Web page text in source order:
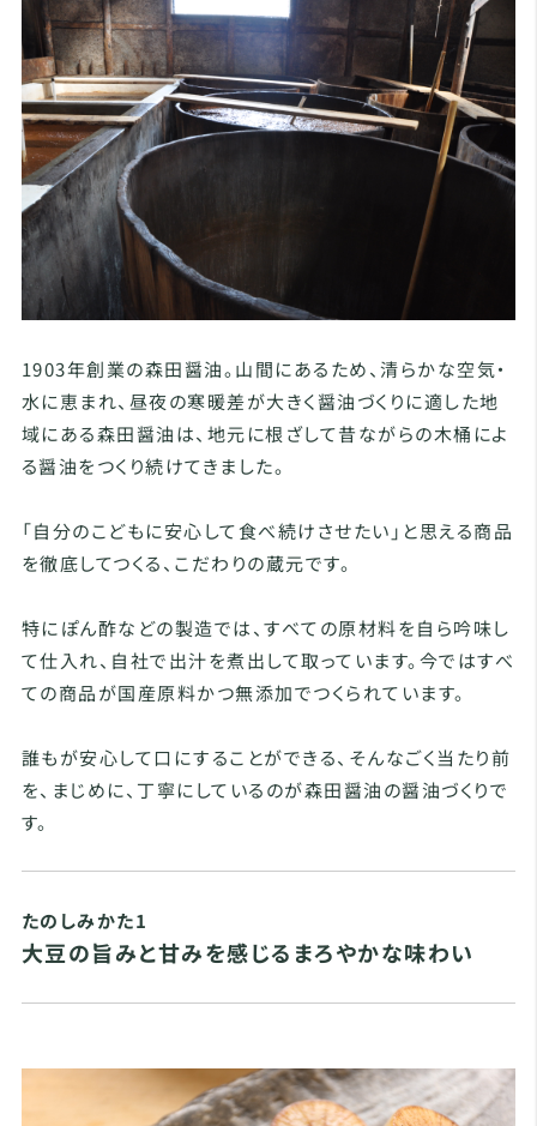
1903年創業の森田醤油。山間にあるため、清らかな空気・
水に恵まれ、昼夜の寒暖差が大きく醤油づくりに適した地
域にある森田醤油は、地元に根ざして昔ながらの木桶によ
る醤油をつくり続けてきました。
「自分のこどもに安心して食べ続けさせたい」と思える商品
を徹底してつくる、こだわりの蔵元です。
特にぽん酢などの製造では、すべての原材料を自ら吟味し
て仕入れ、自社で出汁を煮出して取っています。今ではすべ
ての商品が国産原料かつ無添加でつくられています。
誰もが安心して口にすることができる、そんなごく当たり前
を、まじめに、丁寧にしているのが森田醤油の醤油づくりで
す。
たのしみかた1
大豆の旨みと甘みを感じるまろやかな味わい